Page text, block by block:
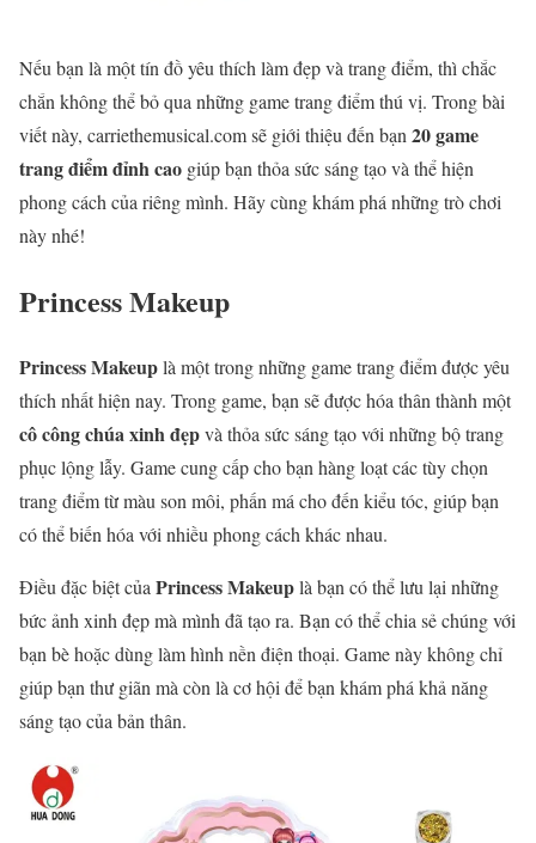
Nếu bạn là một tín đồ yêu thích làm đẹp và trang điểm, thì chắc
chắn không thể bỏ qua những game trang điểm thú vị. Trong bài
viết này, carriethemusical.com sẽ giới thiệu đến bạn 20 game
trang điểm đỉnh cao giúp bạn thỏa sức sáng tạo và thể hiện
phong cách của riêng mình. Hãy cùng khám phá những trò chơi
này nhé!
Princess Makeup
Princess Makeuplà một trong những game trang điểm được yêu
thích nhất hiện nay. Trong game, bạn sẽ được hóa thân thành một
cô công chúa xinh đẹpvà thỏa sức sáng tạo với những bộ trang
phục lộng lẫy. Game cung cấp cho bạn hàng loạt các tùy chọn
trang điểm từ màu son môi, phấn má cho đến kiểu tóc, giúp bạn
có thể biến hóa với nhiều phong cách khác nhau.
Điều đặc biệt của Princess Makeuplà bạn có thể lưu lại những
bức ảnh xinh đẹp mà mình đã tạo ra. Bạn có thể chia sẻ chúng với
bạn bè hoặc dùng làm hình nền điện thoại. Game này không chỉ
giúp bạn thư giãn mà còn là cơ hội để bạn khám phá khả năng
sáng tạo của bản thân.